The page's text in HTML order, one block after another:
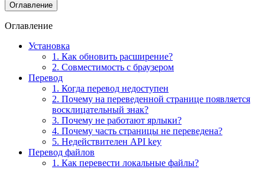
Оглавление
Оглавление
Установка
1. Как обновить расширение?
2. Совместимость с браузером
Перевод
1. Когда перевод недоступен
2. Почему на переведенной странице появляется
восклицательный знак?
3. Почему не работают ярлыки?
4. Почему часть страницы не переведена?
5. Недействителен API key
Перевод файлов
1. Как перевести локальные файлы?